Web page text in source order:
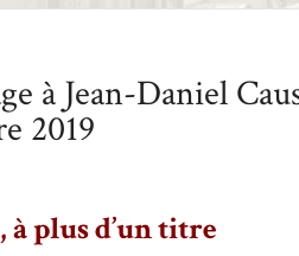
à Jean-Daniel
2019
à plus d’un titre